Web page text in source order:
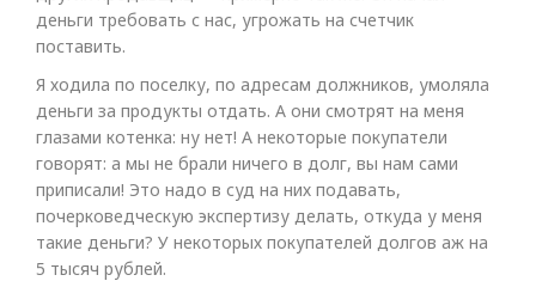
деньги требовать с нас, угрожать на счетчик
поставить.
Я ходила по поселку, по адресам должников, умоляла
деньги за продукты отдать. А они смотрят на меня
глазами котенка: ну нет! А некоторые покупатели
говорят: а мы не брали ничего в долг, вы нам сами
приписали! Это надо в суд на них подавать,
почерковедческую экспертизу делать, откуда у меня
такие деньги? У некоторых покупателей долгов аж на
5 тысяч рублей.